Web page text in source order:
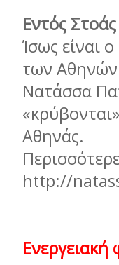
Εντός Στοάς
Ίσως είναι
των
Νατάσσα
Αθηνάς.
http://
Ενεργειακή